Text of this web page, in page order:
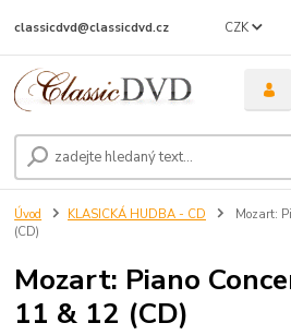
CZK
classicdvd@classicdvd.cz
Úvod KLASICKÁ HUDBA - CD
Mozart:
(CD)
Mozart: Piano
11 & 12 (CD)